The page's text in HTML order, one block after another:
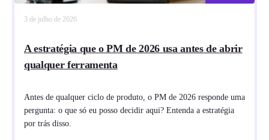
3 de julho de 2026
A estratégia que o PM de 2026 usa antes de abrir
qualquer ferramenta
Antes de qualquer ciclo de produto, o PM de 2026 responde uma
pergunta: o que só eu posso decidir aqui? Entenda a estratégia
por trás disso.